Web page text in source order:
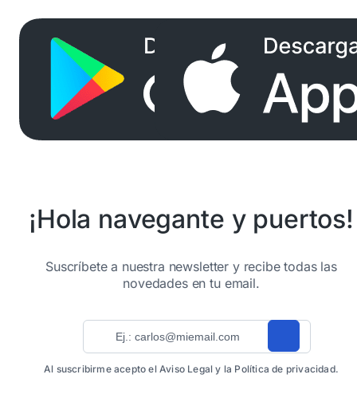
¡Hola navegante y puertos!
Suscríbete a nuestra newsletter y recibe todas las
novedades en tu email.
Al suscribirme acepto el Aviso Legal y la Política de privacidad.